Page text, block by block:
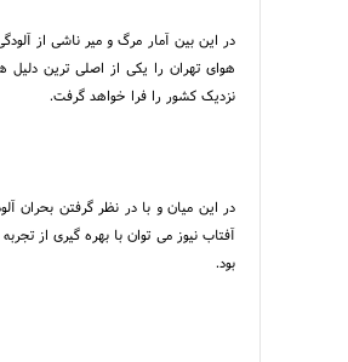
هوای تهران را یکی از اصلی ترین
نزدیک کشور را فرا خواهد گرفت.
در این میان و با در نظر گرفتن بحران
آفتاب نیوز می توان با بهره گیری از
بود.